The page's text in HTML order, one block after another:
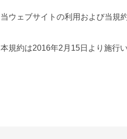
当ウェブサイトの利用および当規
本規約は2016年2月15日より施行い